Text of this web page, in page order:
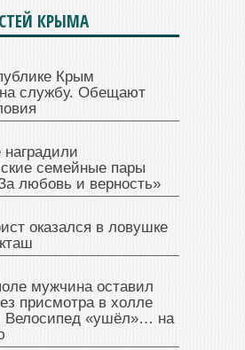
КРЫМА
Крым
службу. Обещают
наградили
семейные пары
любовь и верность»
оказался в ловушке
мужчина оставил
присмотра в холле
Велосипед «ушёл»… на